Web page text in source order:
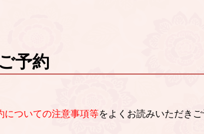
ご予約
についての注意事項等をよくお読みいただきご